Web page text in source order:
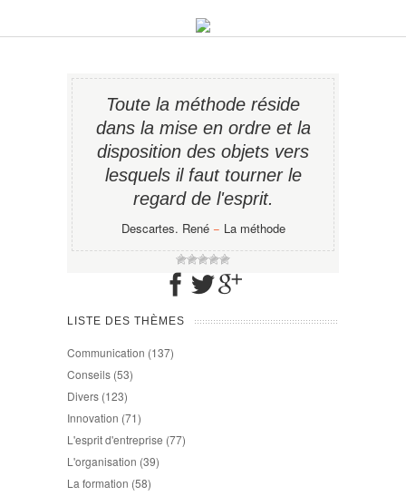
Toute la méthode réside
dans la mise en ordre et la
disposition des objets vers
lesquels il faut tourner le
regard de l'esprit.
Descartes. René− La méthode
LISTE DES THÈMES
Communication (137)
Conseils (53)
Divers (123)
Innovation (71)
L'esprit d'entreprise (77)
L'organisation (39)
La formation (58)